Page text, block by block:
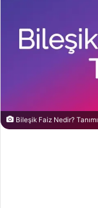
Bileşik Faiz Nedir? Tanımı